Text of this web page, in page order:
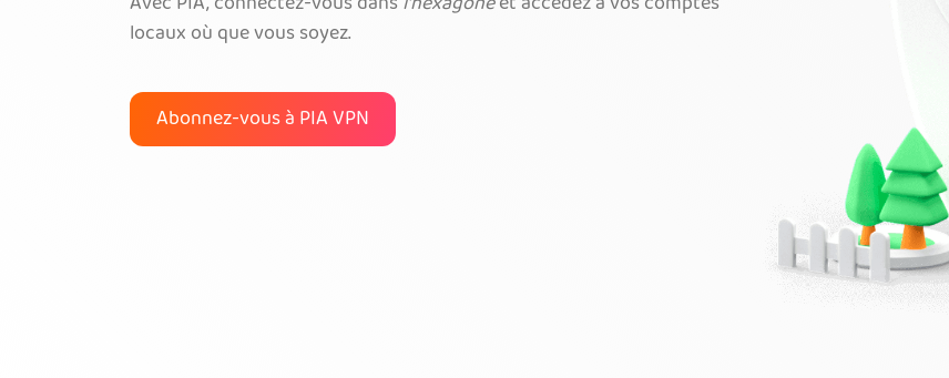
locaux où que vous soyez.
Abonnez-vous à PIA VPN